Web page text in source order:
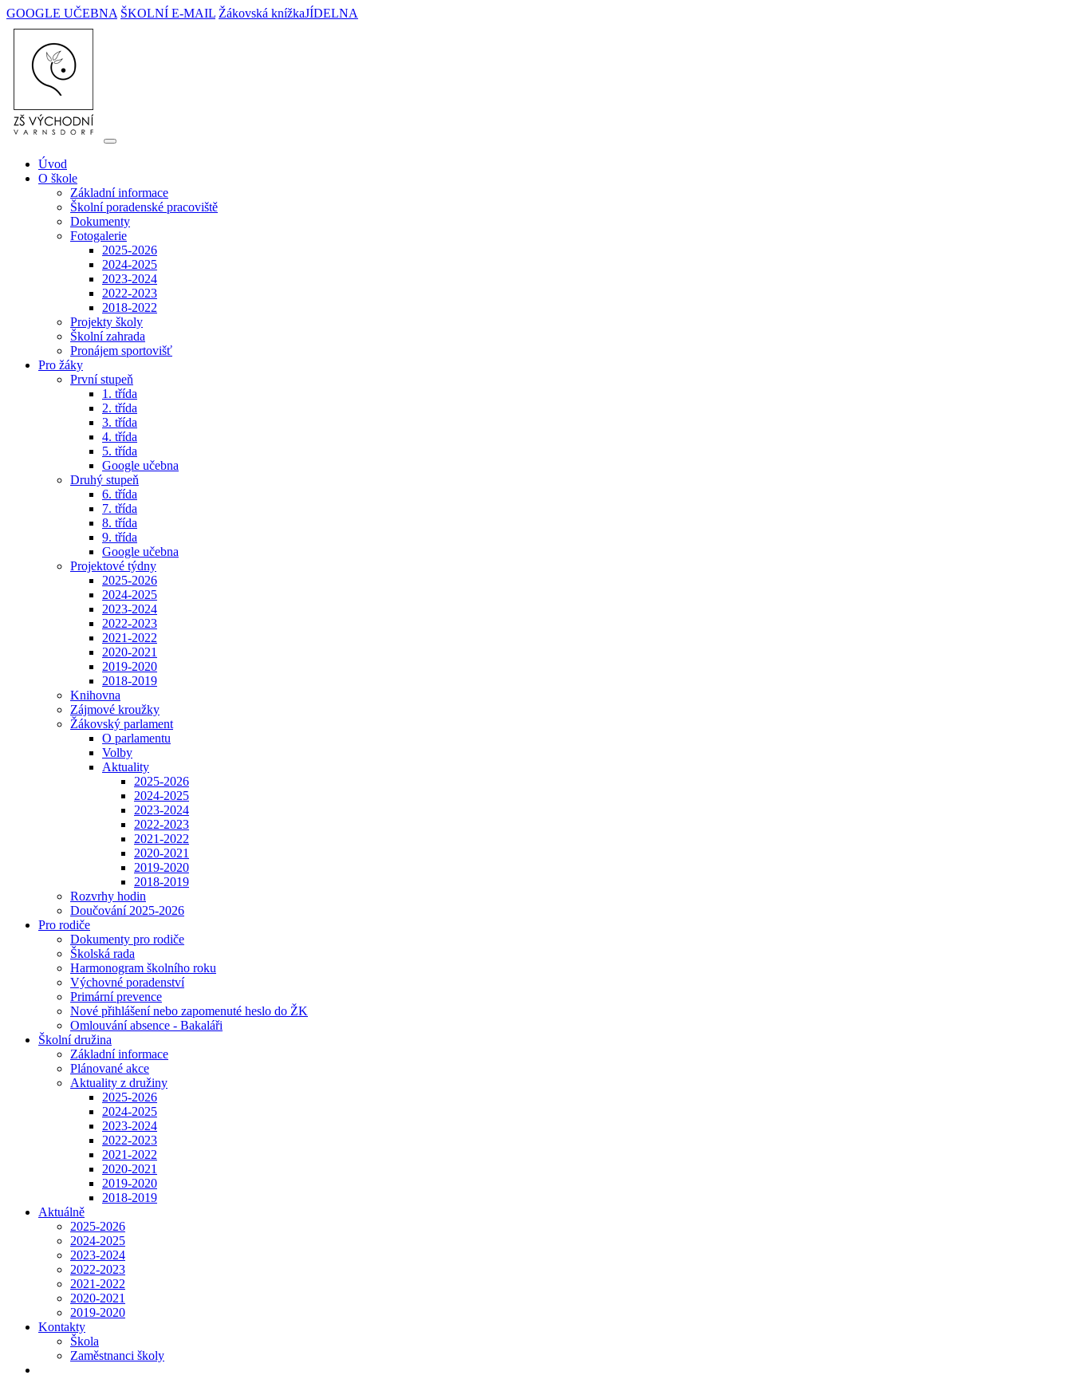
GOOGLE UČEBNA ŠKOLNÍ E-MAIL Žákovská knížkaJÍDELNA
Úvod
O škole
Základní informace
Školní poradenské pracoviště
Dokumenty
Fotogalerie
2025-2026
2024-2025
2023-2024
2022-2023
2018-2022
Projekty školy
Školní zahrada
Pronájem sportovišť
Pro žáky
První stupeň
1. třída
2. třída
3. třída
4. třída
5. třída
Google učebna
Druhý stupeň
6. třída
7. třída
8. třída
9. třída
Google učebna
Projektové týdny
2025-2026
2024-2025
2023-2024
2022-2023
2021-2022
2020-2021
2019-2020
2018-2019
Knihovna
Zájmové kroužky
Žákovský parlament
O parlamentu
Volby
Aktuality
2025-2026
2024-2025
2023-2024
2022-2023
2021-2022
2020-2021
2019-2020
2018-2019
Rozvrhy hodin
Doučování 2025-2026
Pro rodiče
Dokumenty pro rodiče
Školská rada
Harmonogram školního roku
Výchovné poradenství
Primární prevence
Nové přihlášení nebo zapomenuté heslo do ŽK
Omlouvání absence - Bakaláři
Školní družina
Základní informace
Plánované akce
Aktuality z družiny
2025-2026
2024-2025
2023-2024
2022-2023
2021-2022
2020-2021
2019-2020
2018-2019
Aktuálně
2025-2026
2024-2025
2023-2024
2022-2023
2021-2022
2020-2021
2019-2020
Kontakty
Škola
Zaměstnanci školy